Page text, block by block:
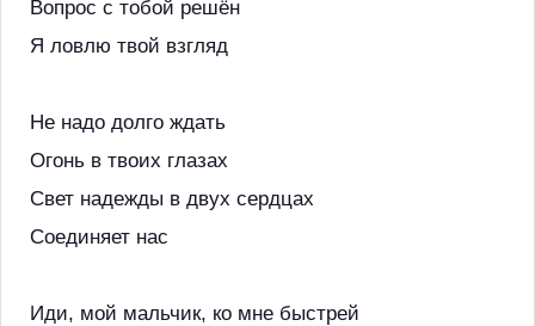
Вопрос с тобой решён
Я ловлю твой взгляд
Не надо долго ждать
Огонь в твоих глазах
Свет надежды в двух сердцах
Соединяет нас
Иди, мой мальчик, ко мне быстрей